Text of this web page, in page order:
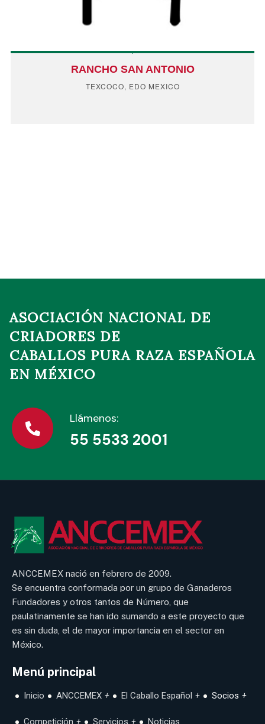
RANCHO SAN ANTONIO
TEXCOCO, EDO MEXICO
ASOCIACIÓN NACIONAL DE
CRIADORES DE
CABALLOS PURA RAZA ESPAÑOLA
EN MÉXICO
Llámenos:
55 5533 2001
ANCCEMEX nació en febrero de 2009.
Se encuentra conformada por un grupo de Ganaderos
Fundadores y otros tantos de Número, que
paulatinamente se han ido sumando a este proyecto que
es sin duda, el de mayor importancia en el sector en
México.
Menú principal
Inicio ANCCEMEX El Caballo Español Socios
Competición Servicios Noticias